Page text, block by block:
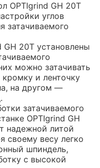
OPTIgrind GH 20T
углов
затачиваемого
GH 20T установлены
можно затачивать
и ленточку
на другом —
затачиваемого
OPTIgrind GH
надежной литой
своему весу легко
шпиндель,
с высокой